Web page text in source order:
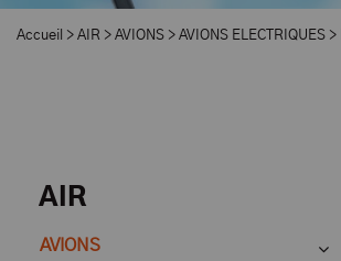
Accueil > AIR > AVIONS > AVIONS ELECTRIQUES >
AIR
AVIONS